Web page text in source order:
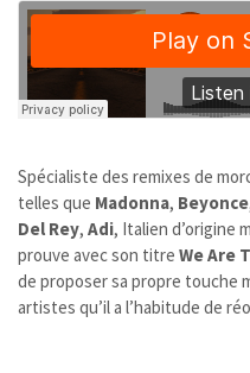
Spécialiste des remixes de
telles que Madonna, Beyonce
Del Rey, Adi, Italien d’origine
prouve avec son titre We Are
de proposer sa propre touche
artistes qu’il a l’habitude de